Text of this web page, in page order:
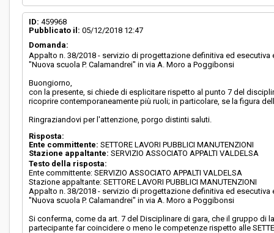
ID: 459968
Pubblicato il: 05/12/2018 12:47
Domanda:
Appalto n. 38/2018 - servizio di progettazione definitiva ed
"Nuova scuola P. Calamandrei" in via A. Moro a Poggibonsi
Buongiorno,
con la presente, si chiede di esplicitare rispetto al punto 7 del
ricoprire contemporaneamente più ruoli; in particolare, se la figura
Ringraziandovi per l'attenzione, porgo distinti saluti.
Risposta:
Ente committente: SETTORE LAVORI PUBBLICI MANUTENZIONI
Stazione appaltante: SERVIZIO ASSOCIATO APPALTI VALDELSA
Testo della risposta:
Ente committente: SERVIZIO ASSOCIATO APPALTI VALDELSA
Stazione appaltante: SETTORE LAVORI PUBBLICI MANUTENZIONI
Appalto n. 38/2018 - servizio di progettazione definitiva ed
"Nuova scuola P. Calamandrei" in via A. Moro a Poggibonsi
Si conferma, come da art. 7 del Disciplinare di gara, che il gruppo
partecipante far coincidere o meno le competenze rispetto alle